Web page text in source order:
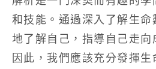
和技能。通過深入了解生
地了解自己，指導自己走向
因此，我們應該充分發揮